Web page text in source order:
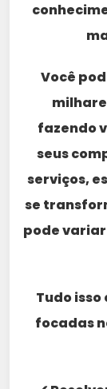
Você
fazendo
seus
serviços,
se
pode variar
Tudo
focadas